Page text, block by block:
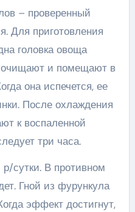
– проверенный
Для приготовления
головка овоща
очищают и помещают в
она испечется, ее
После охлаждения
к воспаленной
три часа.
сутки. В противном
Гной из фурункула
эффект достигнут,